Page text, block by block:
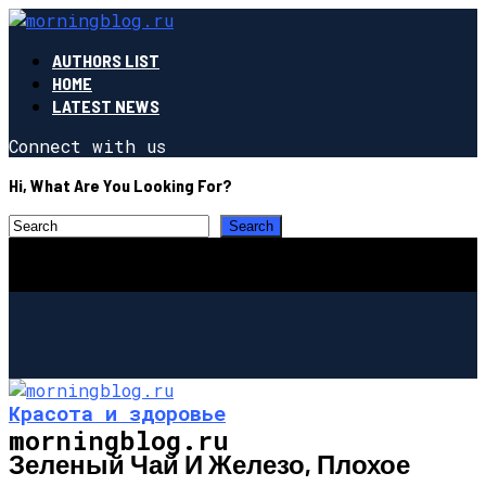
AUTHORS LIST
HOME
LATEST NEWS
Connect with us
Hi, What Are You Looking For?
morningblog.ru
Красота и здоровье
Зеленый Чай И Железо, Плохое